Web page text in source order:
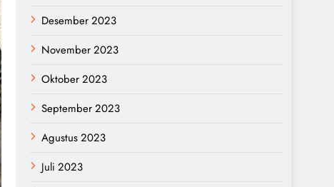
Desember 2023
November 2023
Oktober 2023
September 2023
Agustus 2023
Juli 2023